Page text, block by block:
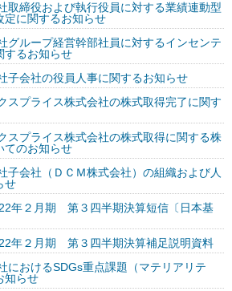
取締役および執行役員に対する業績連動型
定に関するお知らせ
グループ経営幹部社員に対するインセンテ
するお知らせ
子会社の役員人事に関するお知らせ
スプライス株式会社の株式取得完了に関す
スプライス株式会社の株式取得に関する株
てのお知らせ
子会社（ＤＣＭ株式会社）の組織および人
せ
年２月期 第３四半期決算短信〔日本基
年２月期 第３四半期決算補足説明資料
におけるSDGs重点課題（マテリアリテ
知らせ